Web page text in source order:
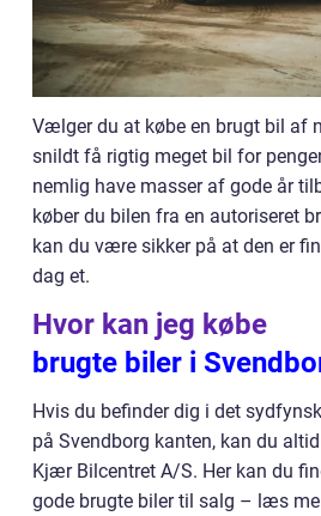
Vælger du at købe en brugt bil af
snildt få rigtig meget bil for
nemlig have masser af gode år
køber du bilen fra en autoriseret
kan du være sikker på at den er
dag et.
Hvor kan jeg købe
brugte biler i
Hvis du befinder dig i det
på Svendborg kanten, kan du
Kjær Bilcentret A/S. Her kan du
gode brugte biler til salg – læs